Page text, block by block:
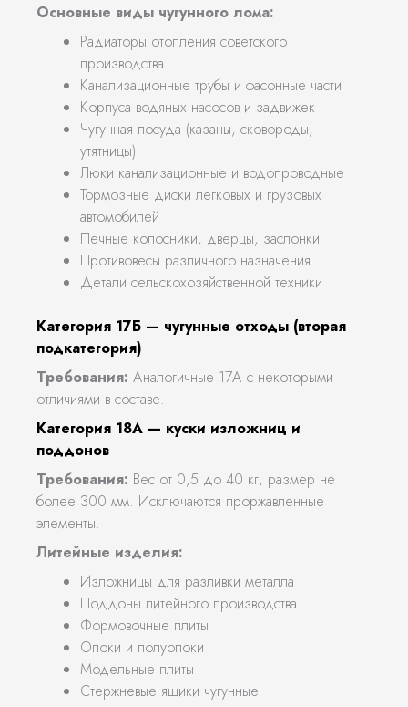
Основные виды чугунного лома:
Радиаторы отопления советского
производства
Канализационные трубы и фасонные части
Корпуса водяных насосов и задвижек
Чугунная посуда (казаны, сковороды,
утятницы)
Люки канализационные и водопроводные
Тормозные диски легковых и грузовых
автомобилей
Печные колосники, дверцы, заслонки
Противовесы различного назначения
Детали сельскохозяйственной техники
Категория 17Б — чугунные отходы (вторая
подкатегория)
Требования: Аналогичные 17А с некоторыми
отличиями в составе.
Категория 18А — куски изложниц и
поддонов
Требования: Вес от 0,5 до 40 кг, размер не
более 300 мм. Исключаются проржавленные
элементы.
Литейные изделия:
Изложницы для разливки металла
Поддоны литейного производства
Формовочные плиты
Опоки и полуопоки
Модельные плиты
Стержневые ящики чугунные